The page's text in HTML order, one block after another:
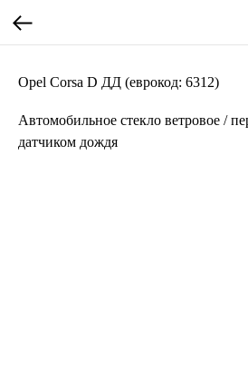
Opel Corsa D ДД (еврокод: 6312)
Автомобильное стекло ветровое /
датчиком дождя